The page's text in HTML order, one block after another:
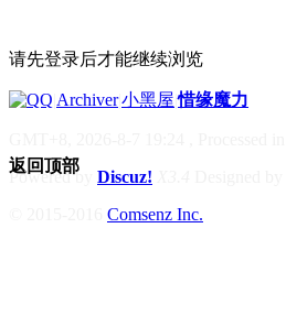
请先登录后才能继续浏览
Archiver|小黑屋|惜缘魔力
Powered by Discuz!
Comsenz Inc.
返回顶部